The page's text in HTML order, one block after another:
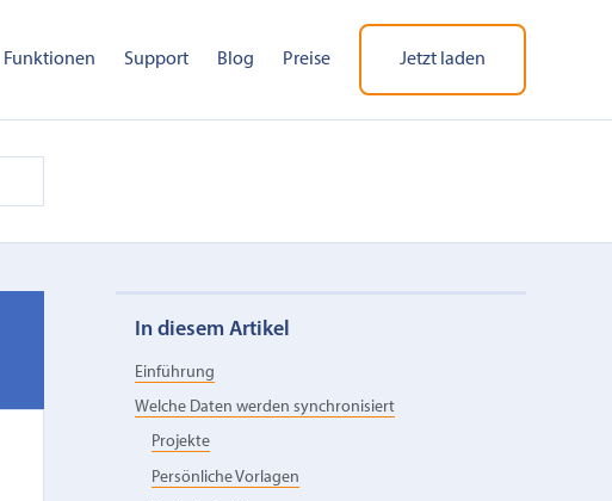
Funktionen Support Blog Preise Jetzt laden
In diesem Artikel
Einführung
Welche Daten werden synchronisiert
Projekte
Persönliche Vorlagen